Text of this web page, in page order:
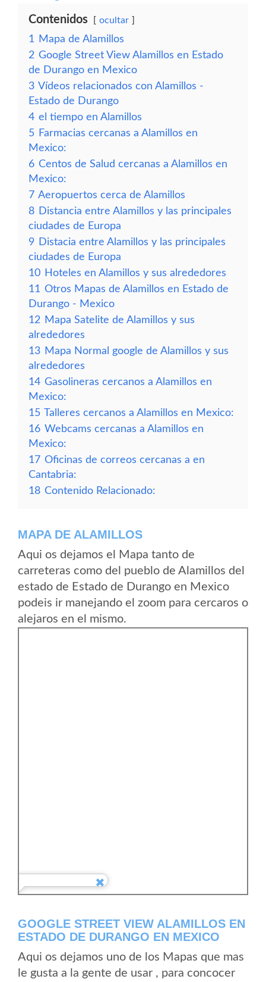
Contenidos ocultar
1
Mapa de Alamillos
2 Google Street View Alamillos en Estado
de Durango en Mexico
3 Vídeos relacionados con Alamillos -
Estado de Durango
4 el tiempo en Alamillos
5 Farmacias cercanas a Alamillos en
Mexico:
6 Centos de Salud cercanas a Alamillos en
Mexico:
7 Aeropuertos cerca de Alamillos
8 Distancia entre Alamillos y las principales
ciudades de Europa
9 Distacia entre Alamillos y las principales
ciudades de Europa
10 Hoteles en Alamillos y sus alrededores
11 Otros Mapas de Alamillos en Estado de
Durango - Mexico
12 Mapa Satelite de Alamillos y sus
alrededores
13 Mapa Normal google de Alamillos y sus
alrededores
14 Gasolineras cercanos a Alamillos en
Mexico:
15 Talleres cercanos a Alamillos en Mexico:
16 Webcams cercanas a Alamillos en
Mexico:
17 Oficinas de correos cercanas a en
Cantabria:
18 Contenido Relacionado:
MAPA DE ALAMILLOS
Aqui os dejamos el Mapa tanto de
carreteras como del pueblo de Alamillos del
estado de Estado de Durango en Mexico
podeis ir manejando el zoom para cercaros o
alejaros en el mismo.
GOOGLE STREET VIEW ALAMILLOS EN
ESTADO DE DURANGO EN MEXICO
Aqui os dejamos uno de los Mapas que mas
le gusta a la gente de usar , para concocer